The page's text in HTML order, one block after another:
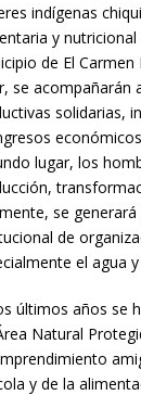
indígenas
y
de El
se acompañarán
solidarias,
lugar, los
se
de
el agua
últimos años se
Natural
y de la